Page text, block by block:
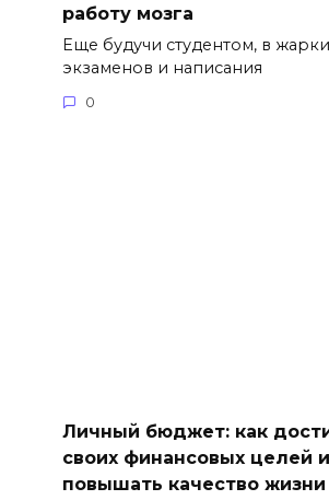
работу мозга
Еще будучи студентом, в
экзаменов и написания
0
Личный бюджет: как
своих финансовых целей и
повышать качество жизни